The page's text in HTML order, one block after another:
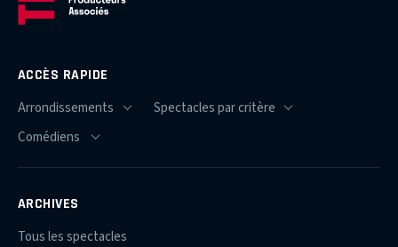
ACCÈS RAPIDE
ARCHIVES
Tous les spectacles